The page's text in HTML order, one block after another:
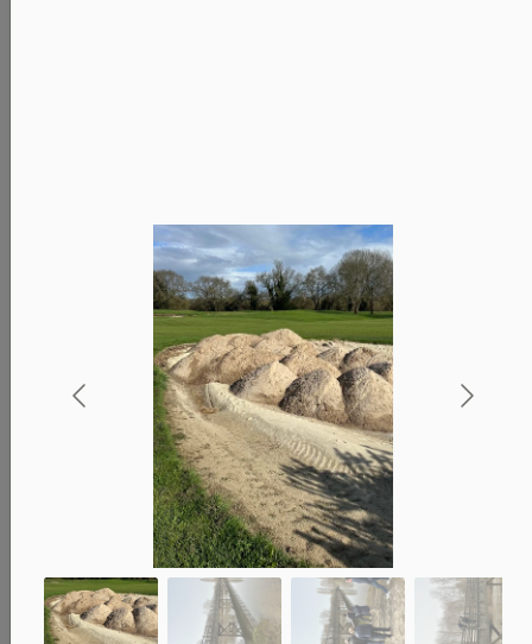
gué temporaire. Merci de respecter les
consignes de circulation sur place.
Un grand MERCI
Nous tenons à vous remercier une nouvelle fois
pour votre soutien indéfectible et votre fidélité.
Comme annoncé, nous reviendrons vers vous très
prochainement concernant lesmesures
compensatoirespour la période de fermeture.
Mais pour l'instant... place au jeu ! Préparez vos sacs,
affûtez vos swings, on se retrouve mercredi au club-
house.
Bien sportivement,